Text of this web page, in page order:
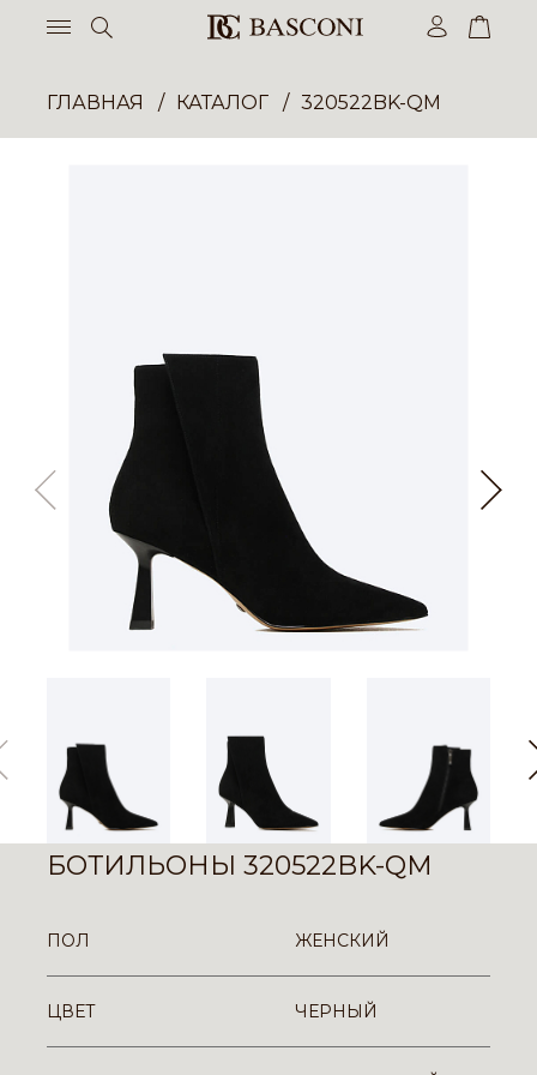
ГЛАВНАЯ КАТАЛОГ 320522BK-QM
БОТИЛЬОНЫ 320522BK-QM
ПОЛ ЖЕНСКИЙ
ЦВЕТ ЧЕРНЫЙ